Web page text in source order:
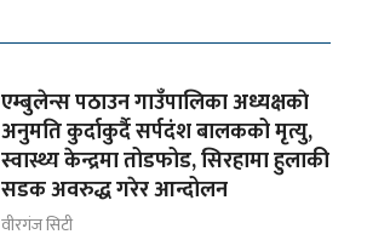
एम्बुलेन्स पठाउन गाउँपालिका अध्यक्षकाे
अनुमति कुर्दाकुर्दै सर्पदंश बालकको मृत्यु,
स्वास्थ्य केन्द्रमा तोडफोड, सिरहामा हुलाकी
सडक अवरुद्ध गरेर आन्दोलन
वीरगंज सिटी